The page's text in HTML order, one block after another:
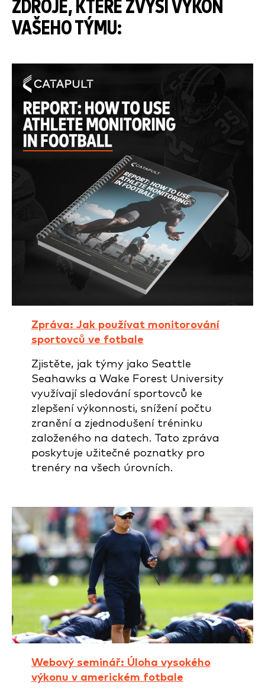
ZDROJE, KTERÉ ZVÝŠÍ VÝKON
VAŠEHO TÝMU:
Zpráva: Jak používat monitorování
sportovců ve fotbale
Zjistěte, jak týmy jako Seattle
Seahawks a Wake Forest University
využívají sledování sportovců ke
zlepšení výkonnosti, snížení počtu
zranění a zjednodušení tréninku
založeného na datech. Tato zpráva
poskytuje užitečné poznatky pro
trenéry na všech úrovních.
Webový seminář: Úloha vysokého
výkonu v americkém fotbale